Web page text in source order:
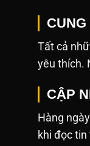
Tất cả
yêu thích.
CẬP
Hàng ngày
khi đọc